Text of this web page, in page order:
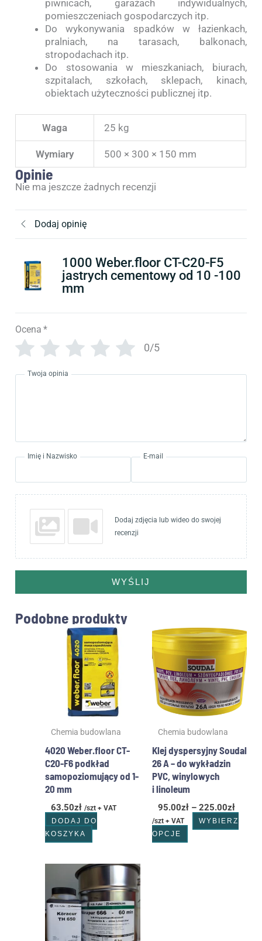
piwnicach, garażach indywidualnych,
pomieszczeniach gospodarczych itp.
Do wykonywania spadków w łazienkach,
pralniach, na tarasach, balkonach,
stropodachach itp.
Do stosowania w mieszkaniach, biurach,
szpitalach, szkołach, sklepach, kinach,
obiektach użyteczności publicznej itp.
Waga 25 kg
Wymiary 500 × 300 × 150 mm
Opinie
Nie ma jeszcze żadnych recenzji
Dodaj opinię
1000 Weber.floor CT-C20-F5
jastrych cementowy od 10 -100
mm
Ocena *
0/5
Twoja opinia
Imię i Nazwisko E-mail
Dodaj zdjęcia lub wideo do swojej
recenzji
WYŚLIJ
Podobne produkty
Chemia budowlana
4020 Weber.floor CT-
C20-F6 podkład
samopoziomujący od 1-
20 mm
63.50zł /szt + VAT
DODAJ DO
KOSZYKA
Chemia budowlana
Klej dyspersyjny Soudal
26 A – do wykładzin
PVC, winylowych
i linoleum
95.00zł – 225.00zł
Zakres
cen:
od
do
/szt + VAT
WYBIERZ
OPCJE
Ten
produkt
ma
wiele
wariantów.
Opcje
można
na
stronie
produktu